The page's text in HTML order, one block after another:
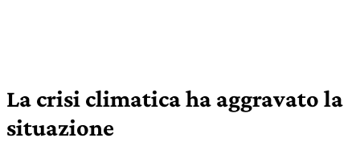
La crisi climatica ha aggravato la
situazione